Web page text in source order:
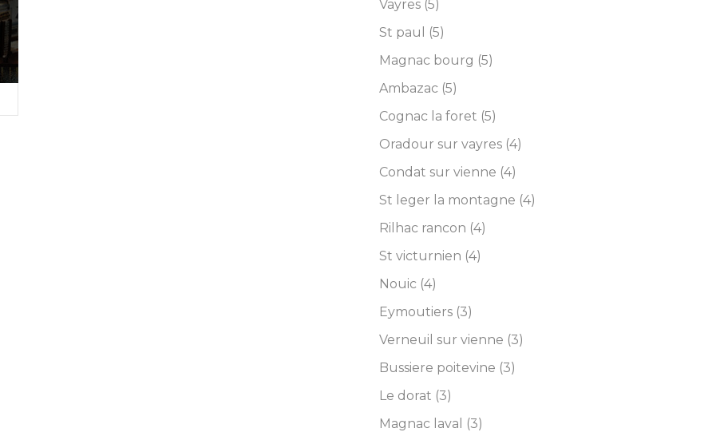
Vayres (5)
St paul (5)
Magnac bourg (5)
Ambazac (5)
Cognac la foret (5)
Oradour sur vayres (4)
Condat sur vienne (4)
St leger la montagne (4)
Rilhac rancon (4)
St victurnien (4)
Nouic (4)
Eymoutiers (3)
Verneuil sur vienne (3)
Bussiere poitevine (3)
Le dorat (3)
Magnac laval (3)